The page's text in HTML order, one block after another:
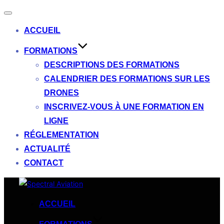
Ouvrir/fermer
navigation
ACCUEIL
FORMATIONS
DESCRIPTIONS DES FORMATIONS
CALENDRIER DES FORMATIONS SUR LES
DRONES
INSCRIVEZ-VOUS À UNE FORMATION EN
LIGNE
RÉGLEMENTATION
ACTUALITÉ
CONTACT
ACCUEIL